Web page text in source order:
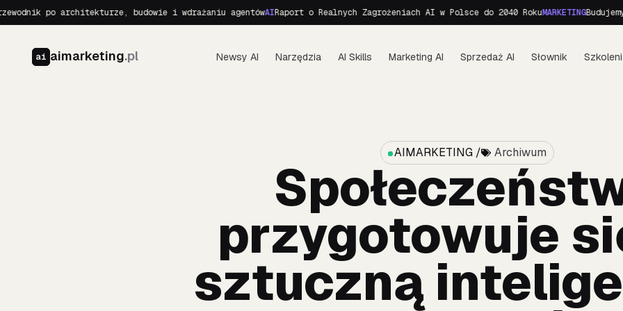
architekturze, budowie i wdrażaniu agentówAIRaport o Realnych Zagrożeniach AI w Polsce do 2040 RokuMARKETINGBudujemy
ai aimarketing.pl Newsy AI Narzędzia AI Skills Marketing AI Sprzedaż AI Słownik
AIMARKETING / Archiwum
przygotowuje
sztuczną